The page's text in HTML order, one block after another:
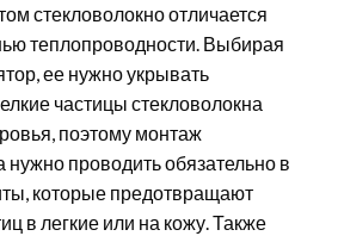
стекловолокно отличается
теплопроводности. Выбирая
ее нужно укрывать
частицы стекловолокна
поэтому монтаж
нужно проводить обязательно в
которые предотвращают
в легкие или на кожу. Также